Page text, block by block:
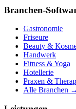
Branchen-
Gastronomie
Friseure
Beauty &
Handwerk
Fitness & Yoga
Hotellerie
Praxen &
Alle Branchen →